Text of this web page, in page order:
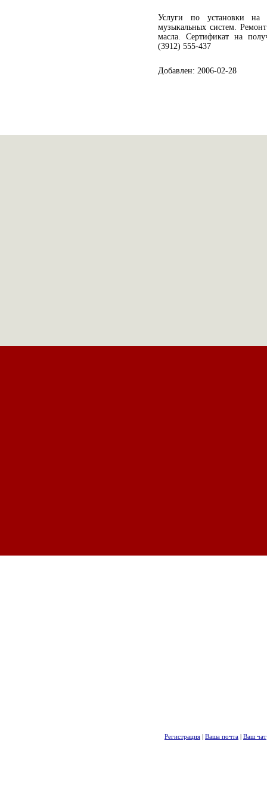
Услуги по установки на
музыкальных систем.
масла. Сертификат на
(3912) 555-437
Добавлен: 2006-02-28
Регистрация | Ваша почта | Ваш чат